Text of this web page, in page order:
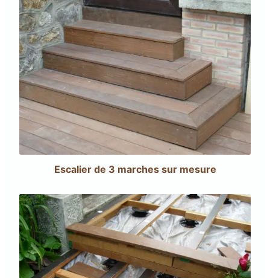
Escalier de 3 marches sur mesure